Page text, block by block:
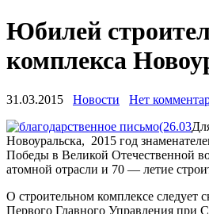
Юбилей
комплекса
31.03.2015 Новости
Нет
Новоуральска, 2015 год
Победы в Великой Отечественной
атомной отрасли и 70 — летие
О строительном комплексе следует
Первого Главного Управления при